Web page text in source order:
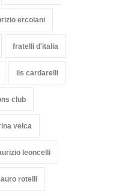
ercolani
fratelli d'italia
iis cardarelli
club
velca
leoncelli
rotelli